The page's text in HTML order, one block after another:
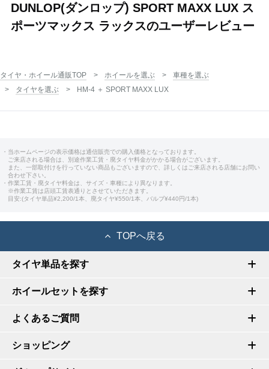
DUNLOP(ダンロップ) SPORT MAXX LUX ス
ポーツマックス ラックスのユーザーレビュー
タイヤ・ホイール通販TOP ホイールを選ぶ
車種を選ぶ
タイヤを選ぶ
HM-4 ＋ SPORT MAXX LUX
・当ホームページの表示価格は通信販売での購入価格となっております。
ご来店される場合は、別途作業工賃・廃タイヤ料金がかかる場合がございます。
また、一部取付けを行っていない商品もございますので、詳しくはご来店される店舗にお問い
合わせ下さい。
・作業工賃・廃タイヤ料金は、サイズ・車種により異なります。
※作業工賃は店頭工賃表通りとさせていただきます。
目安:(タイヤ単品¥2,200/1本、廃タイヤ¥550/1本、バルブ¥440円/1本)
TOPへ戻る
タイヤ単品を探す
ホイールセットを探す
よくあるご質問
ショッピング